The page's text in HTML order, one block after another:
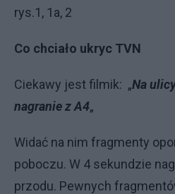
rys.1, 1a, 2
Co chciało ukryc TVN
Ciekawy jest filmik: „Na
nagranie z A4„
Widać na nim fragmenty
poboczu. W 4 sekundzie
przodu. Pewnych